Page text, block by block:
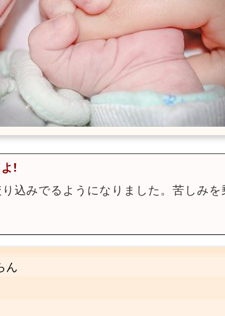
!
込みでるようになりました。苦しみ
ん